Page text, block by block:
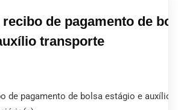
recibo de pagamento de
transporte
de pagamento de bolsa estágio e auxílio